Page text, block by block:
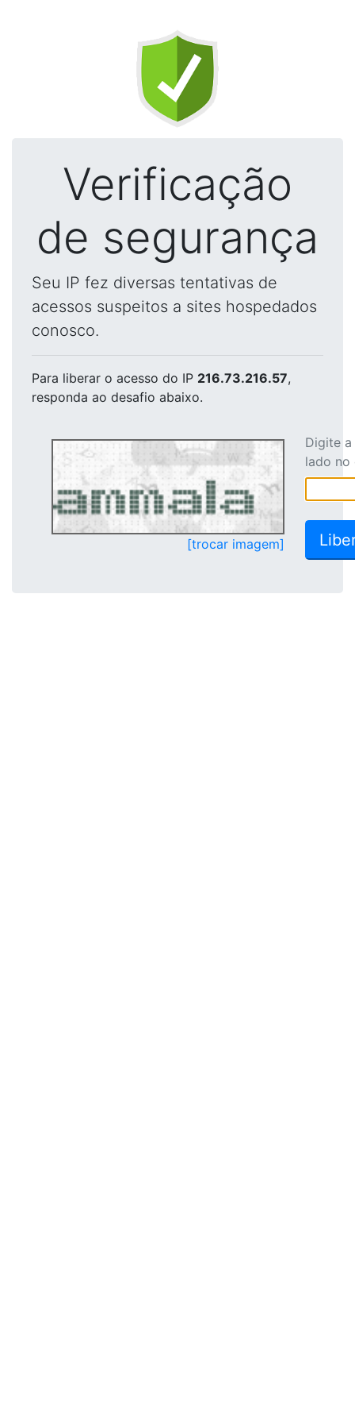
Verificação
de segurança
Seu IP fez diversas tentativas de
acessos suspeitos a sites hospedados
conosco.
Para liberar o acesso do IP 216.73.216.57,
responda ao desafio abaixo.
[trocar imagem]
Digite
lado no